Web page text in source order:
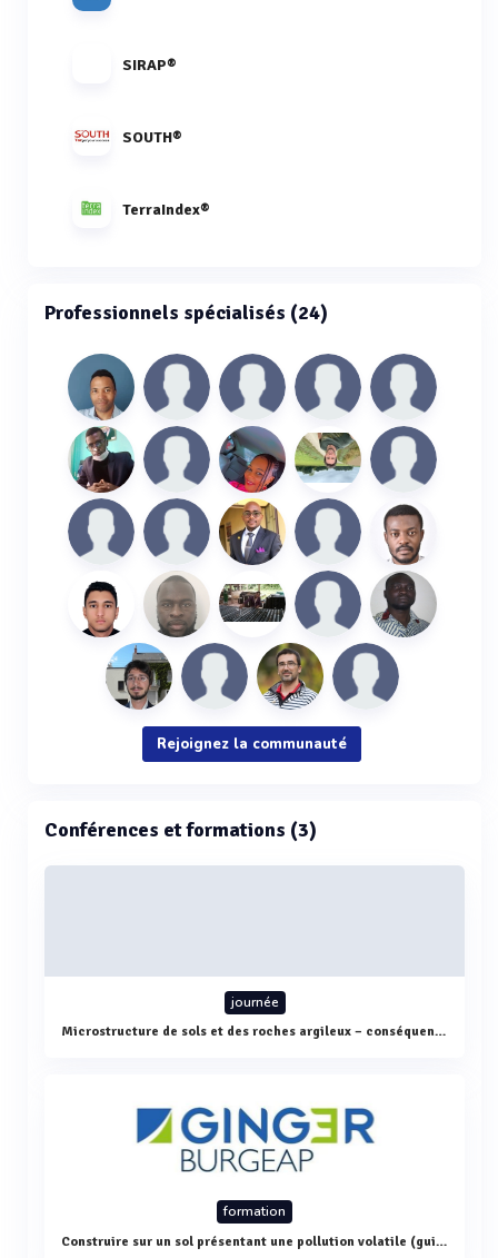
SIRAP®
SOUTH®
TerraIndex®
Professionnels spécialisés (24)
Rejoignez la communauté
Conférences et formations (3)
journée
Microstructure de sols et des roches argileux – conséquences pour l’ingénieur
formation
Construire sur un sol présentant une pollution volatile (guide Fluxobat)